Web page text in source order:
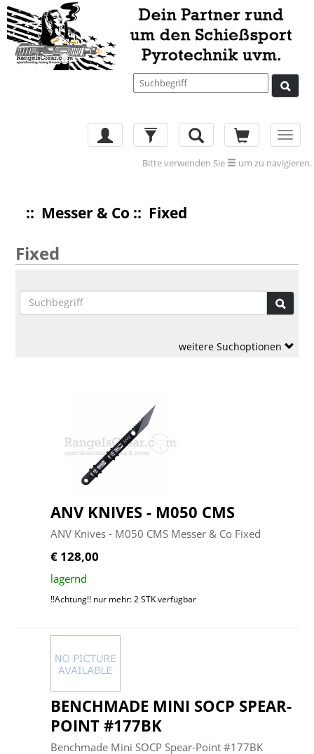
Bitte verwenden Sie um zu navigieren.
:: Messer & Co :: Fixed
Fixed
weitere Suchoptionen
ANV KNIVES - M050 CMS
ANV Knives - M050 CMS Messer & Co Fixed
€ 128,00
lagernd
!!Achtung!! nur mehr: 2 STK verfügbar
BENCHMADE MINI SOCP SPEAR-
POINT #177BK
Benchmade Mini SOCP Spear-Point #177BK